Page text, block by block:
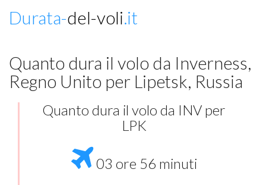
Durata-del-voli.it
Quanto dura il volo da Inverness,
Regno Unito per Lipetsk, Russia
Quanto dura il volo da INV per
LPK
03 ore 56 minuti